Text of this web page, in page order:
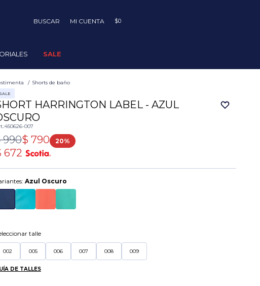
SALE
$0
Shorts de baño
SALE
HARRINGTON LABEL - AZUL
450626-007
$ 790
990 20
672
Azul Oscuro
talle
002 005 006 007 008 009
DE TALLES